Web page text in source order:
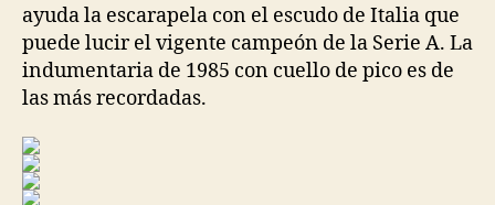
ayuda la escarapela con el escudo de Italia que
puede lucir el vigente campeón de la Serie A. La
indumentaria de 1985 con cuello de pico es de
las más recordadas.